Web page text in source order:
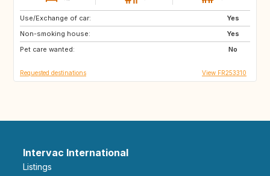
Use/Exchange of car:
Yes
Non-smoking house:
Yes
Pet care wanted:
No
VN
ID
JP
Requested destinations View FR253310
Intervac International
Listings